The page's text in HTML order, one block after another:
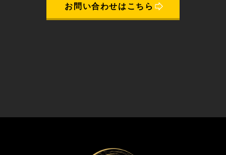
お問い合わせはこちら